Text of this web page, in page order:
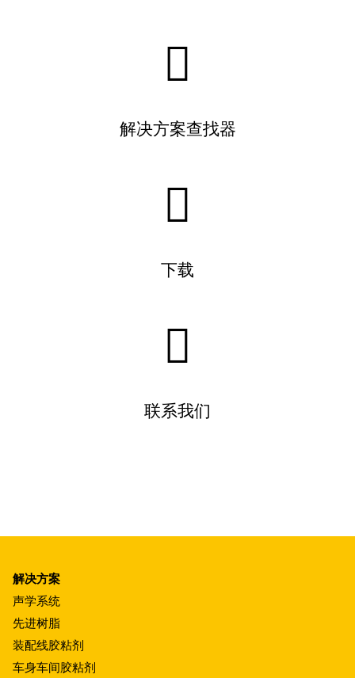
解决方案查找器
下载
联系我们
解决方案
声学系统
先进树脂
装配线胶粘剂
车身车间胶粘剂